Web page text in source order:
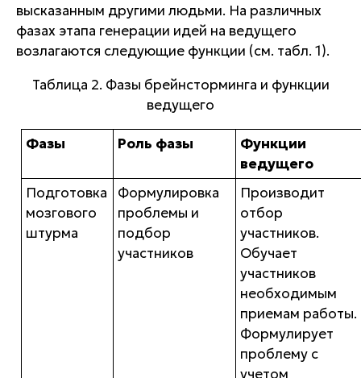
высказанным другими людьми. На различных
фазах этапа генерации идей на ведущего
возлагаются следующие функции (см. табл. 1).
Таблица 2. Фазы брейнсторминга и функции
ведущего
Фазы Роль фазы
Функции
ведущего
Подготовка
мозгового
штурма
Формулировка
проблемы и
подбор
участников
Производит
отбор
участников.
Обучает
участников
необходимым
приемам работы.
Формулирует
проблему с
учетом